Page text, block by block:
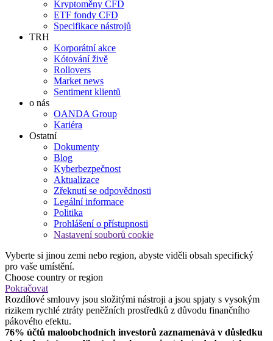
Kryptoměny CFD
ETF fondy CFD
Specifikace nástrojů
TRH
Korporátní akce
Kótování živě
Rollovers
Market news
Sentiment klientů
o nás
OANDA Group
Kariéra
Ostatní
Dokumenty
Blog
Kyberbezpečnost
Aktualizace
Zřeknutí se odpovědnosti
Legální informace
Politika
Prohlášení o přístupnosti
Nastavení souborů cookie
Vyberte si jinou zemi nebo region, abyste viděli obsah specifický
pro vaše umístění.
Choose country or region
Pokračovat
Rozdílové smlouvy jsou složitými nástroji a jsou spjaty s vysokým
rizikem rychlé ztráty peněžních prostředků z důvodu finančního
pákového efektu.
76% účtů maloobchodních investorů zaznamenává v důsledku